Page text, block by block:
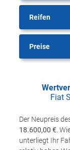
Reifen
Preise
Fiat
Der Neupreis
18.600,00 € .
unterliegt Ihr